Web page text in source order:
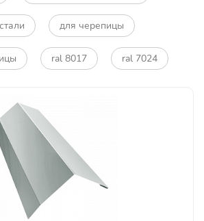
для черепицы
ral 8017 ral 7024